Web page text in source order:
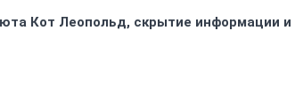
Кот Леопольд, скрытиe информации